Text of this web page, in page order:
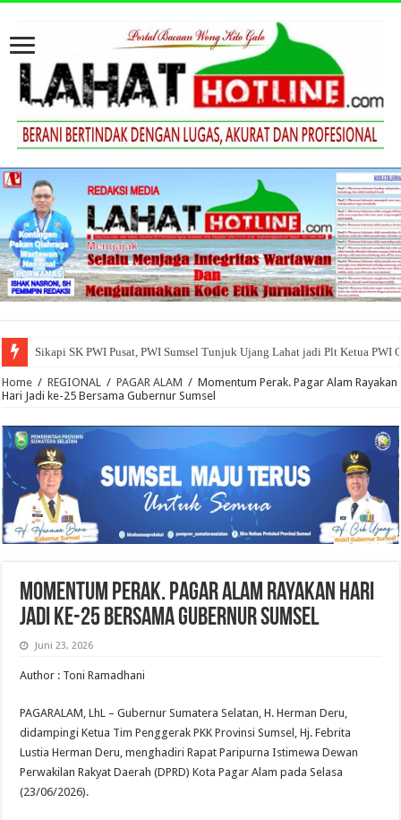
Sikapi SK PWI Pusat, PWI Sumsel Tunjuk Ujang Lahat jadi Plt Ketua PWI
Home / REGIONAL / PAGAR ALAM / Momentum Perak. Pagar Alam Rayakan
Hari Jadi ke-25 Bersama Gubernur Sumsel
Momentum Perak. Pagar Alam Rayakan Hari
Jadi ke-25 Bersama Gubernur Sumsel
Juni 23, 2026
Author : Toni Ramadhani
PAGARALAM, LhL – Gubernur Sumatera Selatan, H. Herman Deru,
didampingi Ketua Tim Penggerak PKK Provinsi Sumsel, Hj. Febrita
Lustia Herman Deru, menghadiri Rapat Paripurna Istimewa Dewan
Perwakilan Rakyat Daerah (DPRD) Kota Pagar Alam pada Selasa
(23/06/2026).